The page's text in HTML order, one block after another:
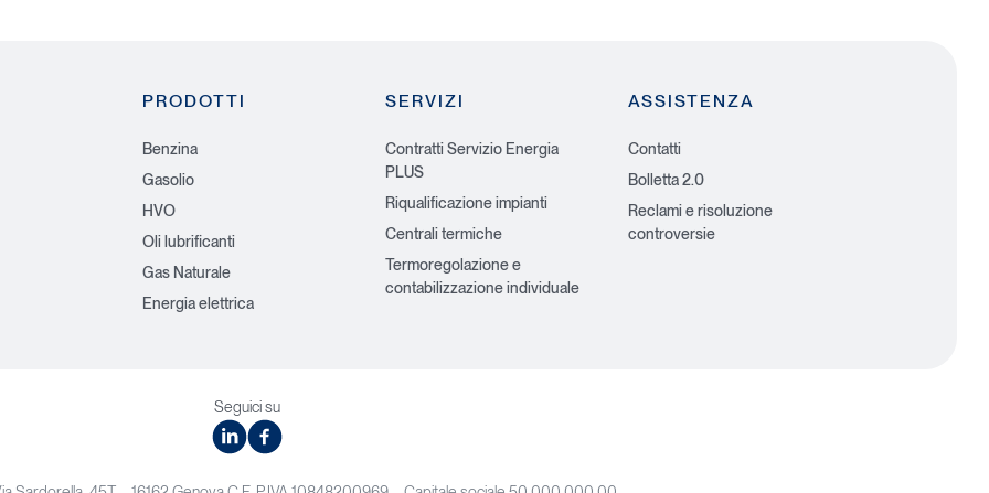
PRODOTTI
Benzina
Gasolio
HVO
Oli lubrificanti
Gas Naturale
Energia elettrica
SERVIZI
Contratti Servizio Energia
PLUS
Riqualificazione impianti
Centrali termiche
Termoregolazione e
contabilizzazione individuale
ASSISTENZA
Contatti
Bolletta 2.0
Reclami e risoluzione
controversie
Seguici su
linkedinfacebook